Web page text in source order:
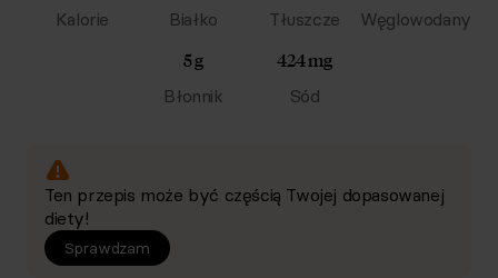
Kalorie Białko Tłuszcze Węglowodany
5 g
Błonnik
424 mg
Sód
Ten przepis może być częścią Twojej dopasowanej
diety!
Sprawdzam